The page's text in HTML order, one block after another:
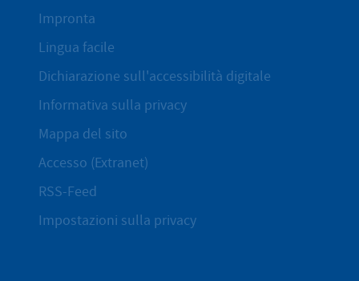
Impronta
Lingua facile
Dichiarazione sull'accessibilità digitale
Informativa sulla privacy
Mappa del sito
Accesso (Extranet)
RSS-Feed
Impostazioni sulla privacy